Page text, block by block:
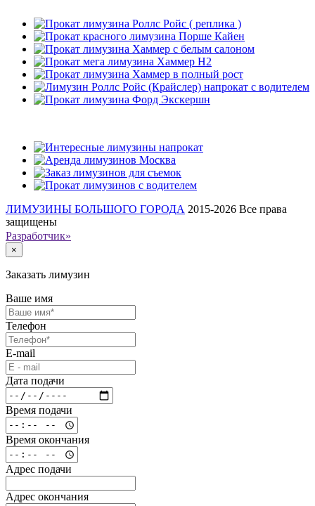
ЛИМУЗИНЫ БОЛЬШОГО ГОРОДА 2015-2026 Все права
защищены
Разработчик»
×
Заказать лимузин
Ваше имя
Телефон
E-mail
Дата подачи
Время подачи
Время окончания
Адрес подачи
Адрес окончания